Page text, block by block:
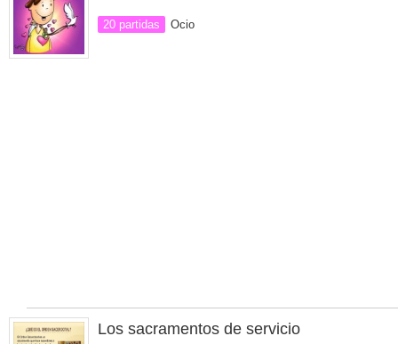
20 partidas Ocio
Los sacramentos de servicio